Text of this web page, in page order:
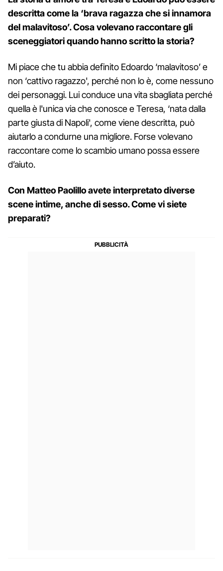
descritta come la ‘brava ragazza che si innamora
del malavitoso’. Cosa volevano raccontare gli
sceneggiatori quando hanno scritto la storia?
Mi piace che tu abbia definito Edoardo ‘malavitoso’ e
non ‘cattivo ragazzo', perché non lo è, come nessuno
dei personaggi. Lui conduce una vita sbagliata perché
quella è l'unica via che conosce e Teresa, ‘nata dalla
parte giusta di Napoli', come viene descritta, può
aiutarlo a condurne una migliore. Forse volevano
raccontare come lo scambio umano possa essere
d’aiuto.
Con Matteo Paolillo avete interpretato diverse
scene intime, anche di sesso. Come vi siete
preparati?